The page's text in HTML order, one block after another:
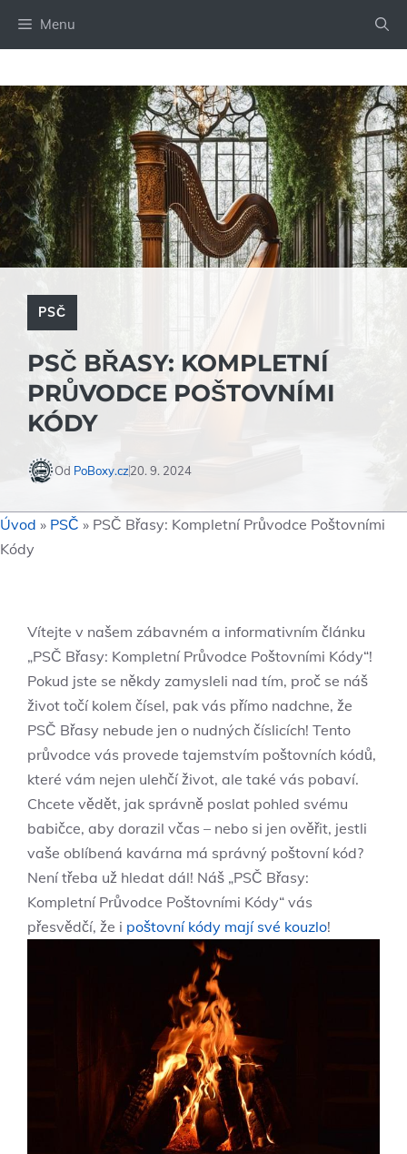
Menu
PSČ
PSČ BŘASY: KOMPLETNÍ
PRŮVODCE POŠTOVNÍMI
KÓDY
Od PoBoxy.cz20. 9. 2024
Úvod » PSČ » PSČ Břasy: Kompletní Průvodce Poštovními
Kódy
Vítejte v našem zábavném⁤ a​ informativním⁤ článku
„PSČ Břasy: Kompletní Průvodce Poštovními Kódy“!
Pokud​ jste se někdy zamysleli nad tím, proč⁤ se​ náš
život točí kolem⁢ čísel, pak ‍vás ⁢přímo nadchne, že‍
PSČ Břasy nebude jen ⁢o nudných číslicích! Tento⁢
průvodce vás provede tajemstvím poštovních kódů,
‍které vám ​nejen ulehčí život, ale ‌také vás ​pobaví.
Chcete vědět, jak správně poslat pohled ⁢svému
babičce, aby dorazil včas – nebo si jen ověřit, jestli
vaše⁤ oblíbená kavárna má správný poštovní kód?
⁣Není třeba už hledat ⁢dál! Náš „PSČ Břasy:
Kompletní Průvodce Poštovními Kódy“ vás
přesvědčí, že i⁢ poštovní kódy mají své kouzlo!